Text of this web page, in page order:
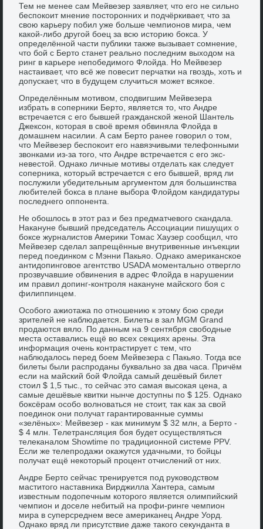
Тем не менее сам Мейвезер заявляет, что его не сильно
беспокоит мнение посторонних и подчёркивает, что за
свою карьеру побил уже больше чемпионов мира, чем
какой-либо другой боец за всю историю бокса. У
определённой части публики также вызывает сомнение,
что бой с Берто станет реально последним выходом на
ринг в карьере непобедимого Флойда. Но Мейвезер
настаивает, что всё же повесит перчатки на гвоздь, хоть и
допускает, что в будущем случиться может всякое.
Определённым мотивом, сподвигшим Мейвезера
избрать в соперники Берто, является то, что Андре
встречается с его бывшей гражданской женой Шантель
Джексон, которая в своё время обвиняла Флойда в
домашнем насилии. А сам Берто ранее говорил о том,
что Мейвезер беспокоит его навязчивыми телефонными
звонками из-за того, что Андре встречается с его экс-
невестой. Однако личные мотивы отделать как следует
соперника, который встречается с его бывшей, вряд ли
послужили убедительным аргументом для большинства
любителей бокса в плане выбора Флойдом кандидатуры
последнего оппонента.
Не обошлось в этот раз и без предматчевого скандала.
Накануне бывший председатель Ассоциации пишущих о
боксе журналистов Америки Томас Хаузер сообщил, что
Мейвезер сделал запрещённые внутривенные инъекции
перед поединком с Мэнни Пакьяо. Однако американское
антидопинговое агентство USADA моментально отвергло
прозвучавшие обвинения в адрес Флойда в нарушении
им правил допинг-контроля накануне майского боя с
филиппинцем.
Особого ажиотажа по отношению к этому бою среди
зрителей не наблюдается. Билеты в зал MGM Grand
продаются вяло. По данным на 9 сентября свободные
места оставались ещё во всех секциях арены. Эта
информация очень контрастирует с тем, что
наблюдалось перед боем Мейвезера с Пакьяо. Тогда все
билеты были распроданы буквально за два часа. Причём
если на майский бой Флойда самый дешёвый билет
стоил $ 1,5 тыс., то сейчас это самая высокая цена, а
самые дешёвые квитки нынче доступны по $ 125. Однако
боксёрам особо волноваться не стоит, так как за свой
поединок они получат гарантированные суммы
«зелёных»: Мейвезер - как минимум $ 32 млн, а Берто -
$ 4 млн. Телетрансляция боя будет осуществляться
телеканалом Showtime по традиционной системе PPV.
Если же телепродажи окажутся удачными, то бойцы
получат ещё некоторый процент отчислений от них.
Андре Берто сейчас тренируется под руководством
маститого наставника Вирджилла Хантера, самым
известным подопечным которого является олимпийский
чемпион и доселе небитый на профи-ринге чемпион
мира в суперсреднем весе американец Андре Уорд.
Однако вряд ли присутствие даже такого секунданта в